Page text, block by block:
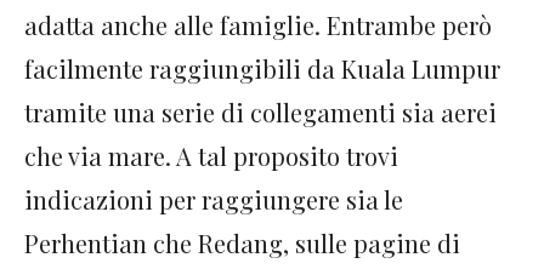
adatta anche alle famiglie. Entrambe però
facilmente raggiungibili da Kuala Lumpur
tramite una serie di collegamenti sia aerei
che via mare. A tal proposito trovi
indicazioni per raggiungere sia le
Perhentian che Redang, sulle pagine di